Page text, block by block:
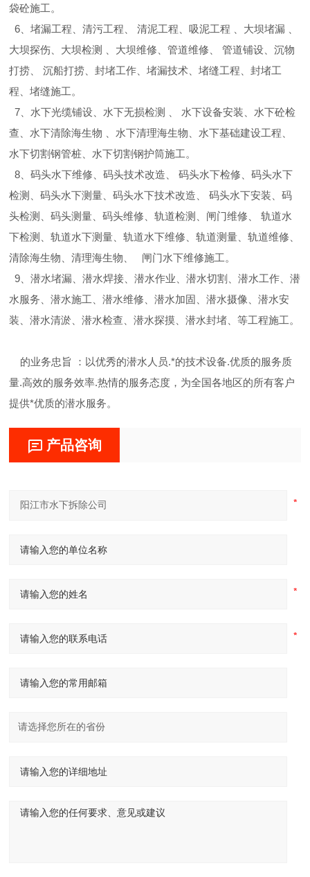
袋砼施工。
6、堵漏工程、清污工程、 清泥工程、吸泥工程 、大坝堵漏 、
大坝探伤、大坝检测 、大坝维修、管道维修、 管道铺设、沉物
打捞、 沉船打捞、封堵工作、堵漏技术、堵缝工程、封堵工
程、堵缝施工。
7、水下光缆铺设、水下无损检测 、 水下设备安装、水下砼检
查、水下清除海生物 、水下清理海生物、水下基础建设工程、
水下切割钢管桩、水下切割钢护筒施工。
8、码头水下维修、码头技术改造、 码头水下检修、码头水下
检测、码头水下测量、码头水下技术改造、 码头水下安装、码
头检测、码头测量、码头维修、轨道检测、闸门维修、 轨道水
下检测、轨道水下测量、轨道水下维修、轨道测量、轨道维修、
清除海生物、清理海生物、 闸门水下维修施工。
9、潜水堵漏、潜水焊接、潜水作业、潜水切割、潜水工作、潜
水服务、潜水施工、潜水维修、潜水加固、潜水摄像、潜水安
装、潜水清淤、潜水检查、潜水探摸、潜水封堵、等工程施工。
的业务忠旨 ：以优秀的潜水人员.*的技术设备.优质的服务质
量.高效的服务效率.热情的服务态度，为全国各地区的所有客户
提供*优质的潜水服务。
产品咨询